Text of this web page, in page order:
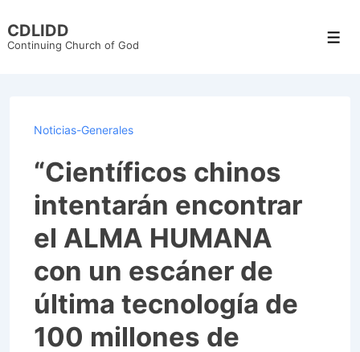
Skip
CDLIDD
Continuing Church of God
Noticias-Generales
“Científicos chinos
intentarán encontrar
el ALMA HUMANA
con un escáner de
última tecnología de
100 millones de